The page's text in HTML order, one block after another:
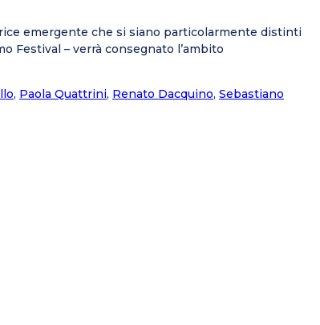
emergente che si siano particolarmente distinti
Festival – verrà consegnato l’ambito
, Paola Quattrini, Renato Dacquino, Sebastiano